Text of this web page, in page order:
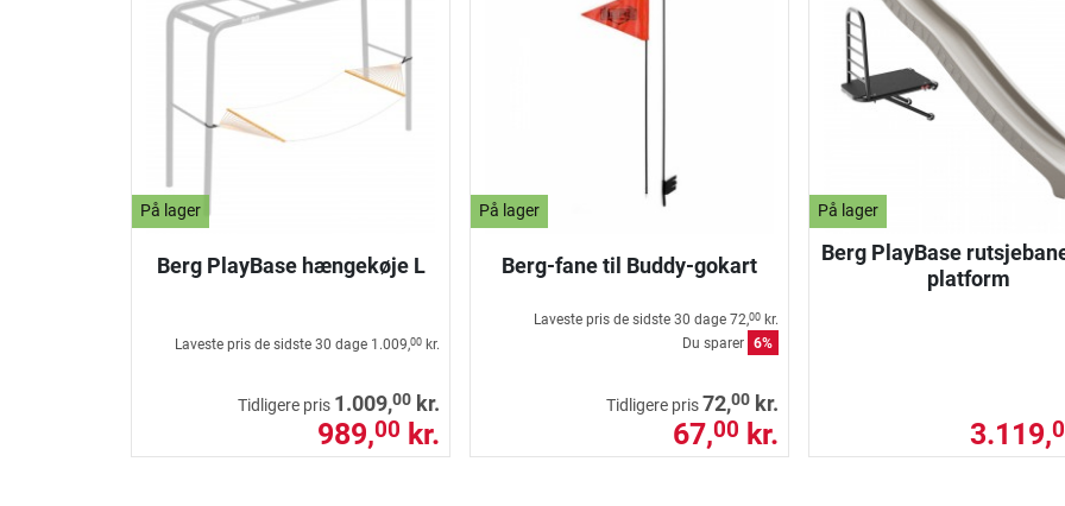
På lager
Berg PlayBase hængekøje L
Laveste pris de sidste 30 dage 1.009,00 kr.
Tidligere pris 1.009,00 kr.
989,00 kr.
På lager
Berg-fane til Buddy-gokart
Laveste pris de sidste 30 dage 72,00 kr.
Du sparer 6%
Tidligere pris72,00 kr.
67,00 kr.
På lager
Berg PlayBase
platform
3.119,